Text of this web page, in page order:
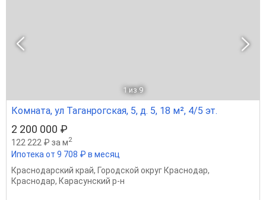
1 из 9
Комната, ул Таганрогская, 5, д. 5, 18 м², 4/5 эт.
2 200 000 ₽
122 222 ₽ за м2
Ипотека от 9 708 ₽ в месяц
Краснодарский край, Городской округ Краснодар,
Краснодар, Карасунский р-н